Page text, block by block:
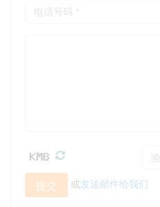
提交 或发送邮件给我们